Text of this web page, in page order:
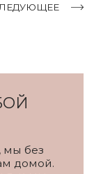
мы без
домой.